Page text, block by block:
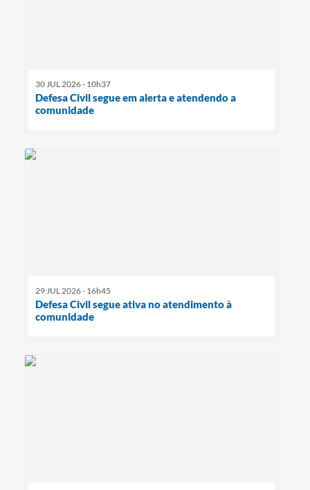
30 JUL 2026 - 10h37
Defesa Civil segue em alerta e atendendo a
comunidade
29 JUL 2026 - 16h45
Defesa Civil segue ativa no atendimento à
comunidade